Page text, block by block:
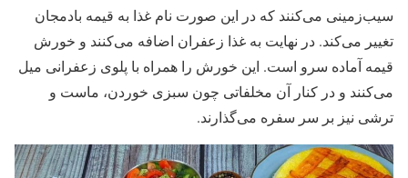
سیب‌زمینی می‌کنند که در این صورت نام غذا به قیمه بادمجان
تغییر می‌کند. در نهایت به غذا زعفران اضافه می‌کنند و خورش
قیمه آماده‌ سرو است. این خورش را همراه با پلوی زعفرانی میل
می‌کنند و در کنار آن مخلفاتی چون سبزی خوردن، ماست و
ترشی نیز بر سر سفره می‌گذارند.